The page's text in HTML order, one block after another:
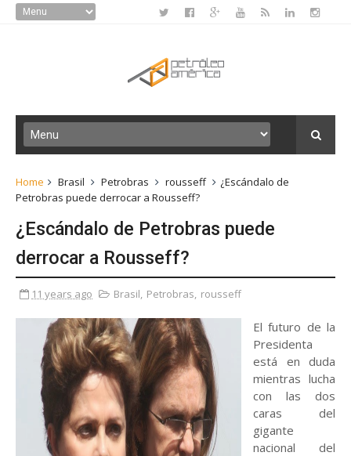
Home Brasil Petrobras rousseff
¿Escándalo de
Petrobras puede derrocar a Rousseff?
¿Escándalo de Petrobras puede
derrocar a Rousseff?
11 years ago Brasil, Petrobras, rousseff
El futuro de la
Presidenta
está en duda
mientras lucha
con las dos
caras del
gigante
nacional del